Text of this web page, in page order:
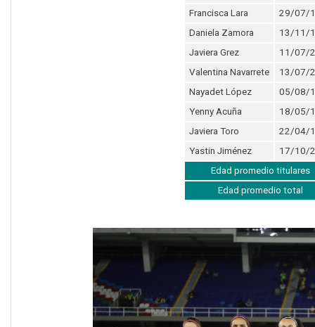
Francisca Lara
29/07/
Daniela Zamora
13/11/
Javiera Grez
11/07/
Valentina Navarrete
13/07/
Nayadet López
05/08/
Yenny Acuña
18/05/
Javiera Toro
22/04/
Yastin Jiménez
17/10/
Edad promedio titulares
Edad promedio total